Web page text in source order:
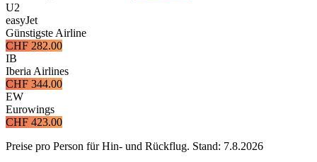
U2
easyJet
Günstigste Airline
CHF 282.00
IB
Iberia Airlines
CHF 344.00
EW
Eurowings
CHF 423.00
Preise pro Person für Hin- und Rückflug. Stand: 7.8.2026